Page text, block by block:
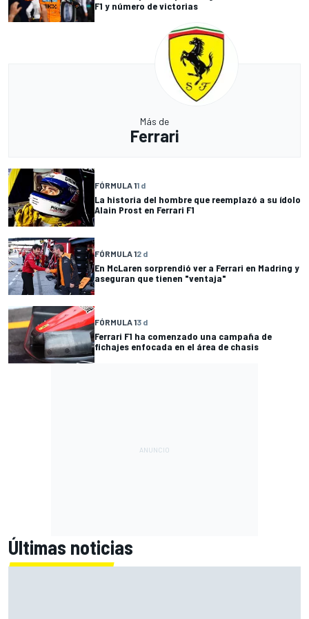
F1 y número de victorias
Más de
Ferrari
FÓRMULA 11 d
La historia del hombre que reemplazó a su ídolo
Alain Prost en Ferrari F1
FÓRMULA 12 d
En McLaren sorprendió ver a Ferrari en Madring y
aseguran que tienen "ventaja"
FÓRMULA 13 d
Ferrari F1 ha comenzado una campaña de
fichajes enfocada en el área de chasis
Últimas noticias